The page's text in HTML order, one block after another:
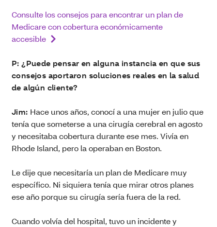
Consulte los consejos para encontrar un plan de
Medicare con cobertura económicamente
accesible
P: ¿Puede pensar en alguna instancia en que sus
consejos aportaron soluciones reales en la salud
de algún cliente?
Jim: Hace unos años, conocí a una mujer en julio que
tenía que someterse a una cirugía cerebral en agosto
y necesitaba cobertura durante ese mes. Vivía en
Rhode Island, pero la operaban en Boston.
Le dije que necesitaría un plan de Medicare muy
específico. Ni siquiera tenía que mirar otros planes
ese año porque su cirugía sería fuera de la red.
Cuando volvía del hospital, tuvo un incidente y